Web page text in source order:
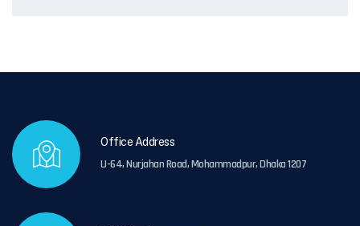
Office Address
U-64, Nurjahan Road, Mohammadpur, Dhaka 1207